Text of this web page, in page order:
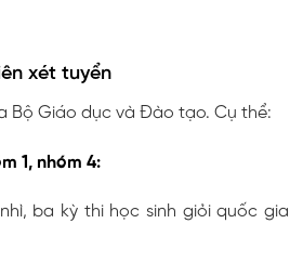
xét tuyển
Bộ Giáo dục và Đào tạo. Cụ thể:
1, nhóm 4:
ba kỳ thi học sinh giỏi quốc gia